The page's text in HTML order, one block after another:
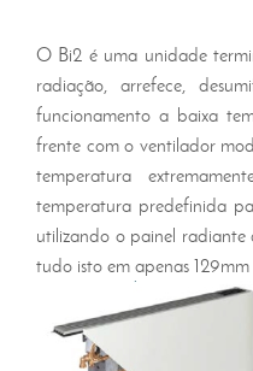
O Bi2 é uma unidade
radiação, arrefece,
funcionamento a baixa
frente com o ventilador
temperatura
temperatura predefinida
utilizando o painel radiante
tudo isto em apenas 129mm